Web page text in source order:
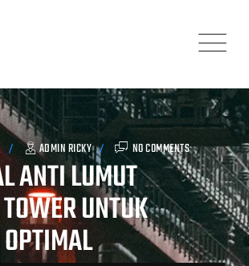
ADMIN RICKY NO COMMENTS
ANTI LUMUT
UNTUK